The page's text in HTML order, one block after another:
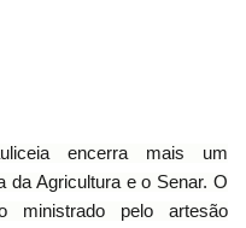
encerra mais um
da Agricultura e o Senar. O
ministrado pelo artesão